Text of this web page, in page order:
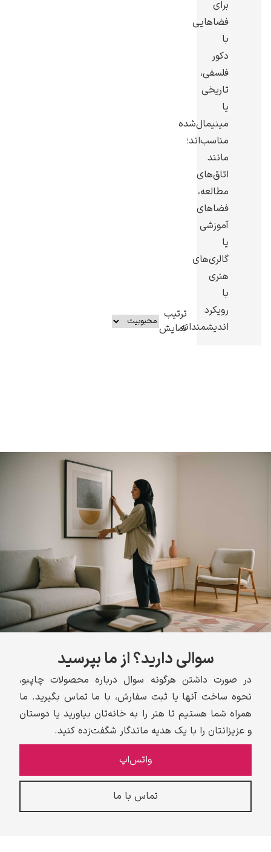
برای
فضاهایی
با
دکور
فلسفی،
تاریخی
یا
مینیمال‌شده
مناسب‌اند؛
مانند
اتاق‌های
مطالعه،
فضاهای
آموزشی
یا
گالری‌های
هنری
با
رویکرد
اندیشمندانه.
ترتیب
نمایش
سوالی دارید؟ از ما بپرسید
در صورت داشتن هرگونه سوال درباره محصولات چاپبو،
نحوه ساخت آنها یا ثبت سفارش، با ما تماس بگیرید. ما
همراه شما هستیم تا هنر را به خانه‌تان بیاورید یا دوستان
و عزیزانتان را با یک هدیه ماندگار شگفت‌زده کنید.
واتس‌اپ
تماس با ما